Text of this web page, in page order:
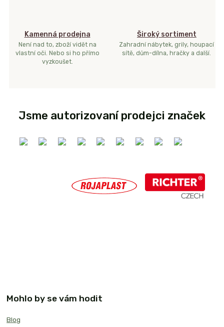
Kamenná prodejna
Není nad to, zboží vidět na
vlastní oči. Nebo si ho přímo
vyzkoušet.
Široký sortiment
Zahradní nábytek, grily, houpací
sítě, dům-dílna, hračky a další.
Jsme autorizovaní prodejci značek
Mohlo by se vám hodit
Blog